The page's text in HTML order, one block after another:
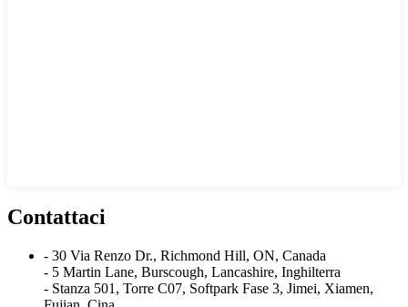
Contattaci
- 30 Via Renzo Dr., Richmond Hill, ON, Canada
- 5 Martin Lane, Burscough, Lancashire, Inghilterra
- Stanza 501, Torre C07, Softpark Fase 3, Jimei, Xiamen,